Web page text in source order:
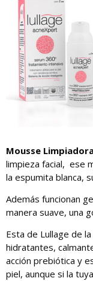
Mousse
limpieza facial, ese
la espumita blanca,
Además funcionan
manera suave, una
Esta de Lullage de la
hidratantes,
acción prebiótica y
piel, aunque si la